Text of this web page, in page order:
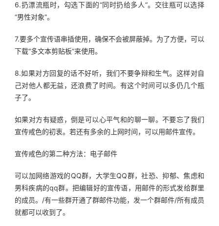
6.扔漂流瓶时，勾选下面的“同时扔给多人”。交往瓶可以选择
“男性对象”。
7.要多个宣传语串插使用，确保不会被屏蔽掉。为了方便，可以
下载“多文本剪贴板”来使用。
8.如果对方回复的话不好听，我们不要争辩和生气。这样对自
己对他人都无益，还浪费了时间。有这个时间可以多仍几个瓶
子了。
如果对方有疑惑，倒是可以心平气和的聊一聊。不要忘了我们
宣传戒色的初衷。若还有多余的上网时间，可以用邮件宣传。
宣传戒色的第二种方法：电子邮件
可以加网络游戏的QQ群，大学生QQ群，社恐、抑郁、焦虑和
男科疾病的qq群。把编辑好的宣传语，用邮件的形式发给群里
的成员。/有一些群开通了群邮件功能，发一个群邮件/所有成员
就都可以收到了。